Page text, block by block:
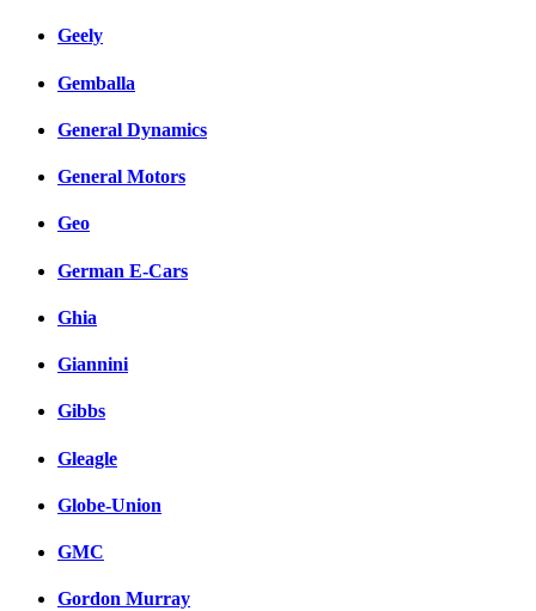
Geely
Gemballa
General Dynamics
General Motors
Geo
German E-Cars
Ghia
Giannini
Gibbs
Gleagle
Globe-Union
GMC
Gordon Murray